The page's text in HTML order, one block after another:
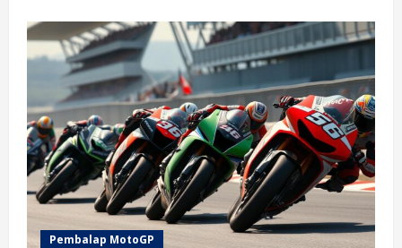
Pembalap
MotoGP
Yang
Pensiun
Dalam
Lima
Tahun
Terakhir:
Mengungkap
Perubahan
di
Dunia
Balap
Pembalap MotoGP